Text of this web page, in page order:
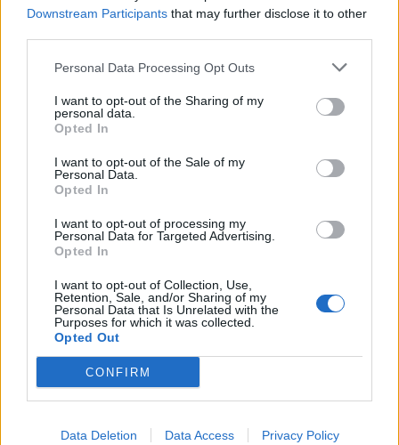
Downstream Participants that may further disclose it to other
Personal Data Processing Opt Outs
I want to opt-out of the Sharing of my
personal data.
Opted In
I want to opt-out of the Sale of my
Personal Data.
Opted In
I want to opt-out of processing my
Personal Data for Targeted Advertising.
Opted In
I want to opt-out of Collection, Use,
Retention, Sale, and/or Sharing of my
Personal Data that Is Unrelated with the
Purposes for which it was collected.
Opted Out
CONFIRM
Data Deletion Data Access Privacy Policy